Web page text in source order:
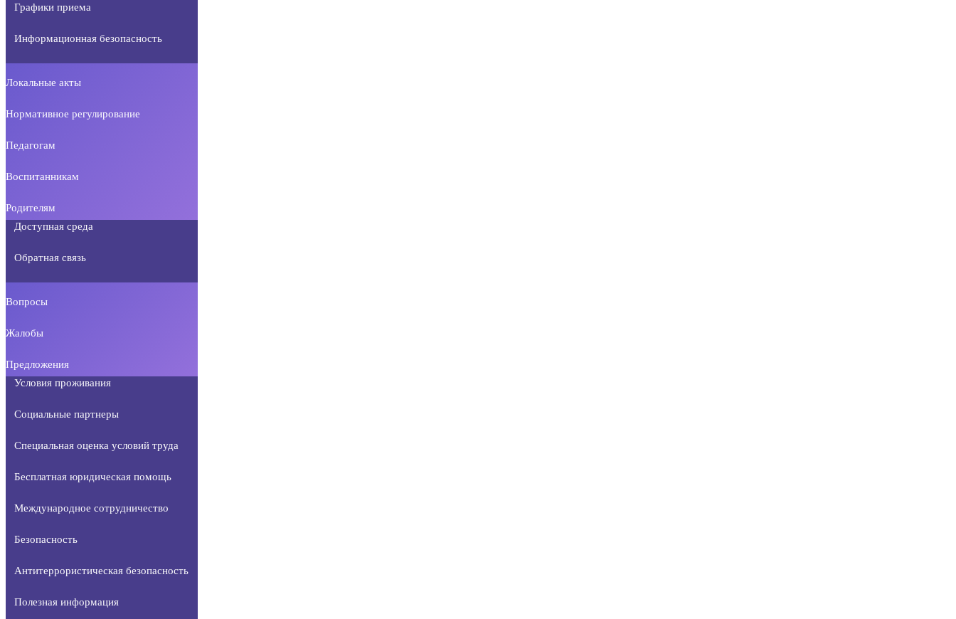
Графики приема
Информационная безопасность
Локальные акты
Нормативное регулирование
Педагогам
Воспитанникам
Родителям
Доступная среда
Обратная связь
Вопросы
Жалобы
Предложения
Условия проживания
Социальные партнеры
Специальная оценка условий труда
Бесплатная юридическая помощь
Международное сотрудничество
Безопасность
Антитеррористическая безопасность
Полезная информация